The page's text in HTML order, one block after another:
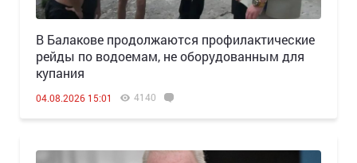
В Балакове продолжаются профилактические
рейды по водоемам, не оборудованным для
купания
04.08.2026 15:01 4140